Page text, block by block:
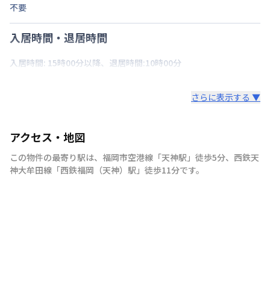
不要
入居時間・退居時間
入居時間: 15時00分以降、退居時間:10時00分
さらに表示する ▼
アクセス・地図
この物件の最寄り駅は、 福岡市空港線 「天神駅 」 徒歩5分、 西鉄天
神大牟田線 「西鉄福岡（天神）駅 」 徒歩11分です。